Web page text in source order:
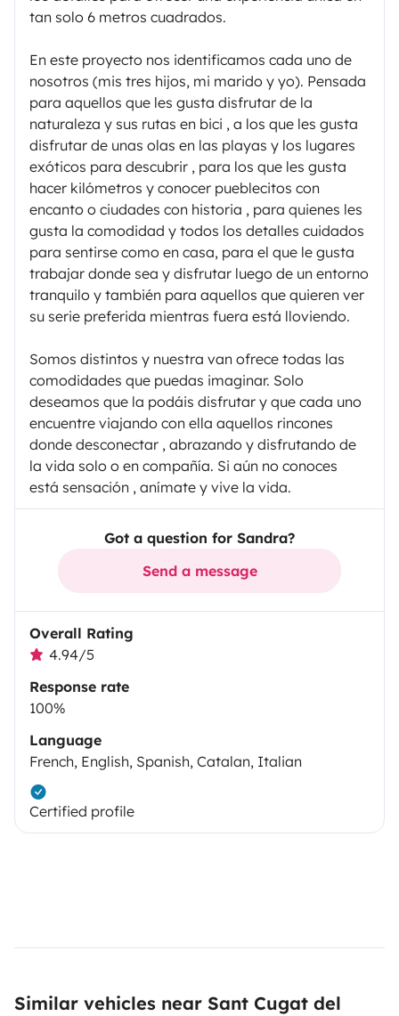
tan solo 6 metros cuadrados.
En este proyecto nos identificamos cada uno de
nosotros (mis tres hijos, mi marido y yo). Pensada
para aquellos que les gusta disfrutar de la
naturaleza y sus rutas en bici , a los que les gusta
disfrutar de unas olas en las playas y los lugares
exóticos para descubrir , para los que les gusta
hacer kilómetros y conocer pueblecitos con
encanto o ciudades con historia , para quienes les
gusta la comodidad y todos los detalles cuidados
para sentirse como en casa, para el que le gusta
trabajar donde sea y disfrutar luego de un entorno
tranquilo y también para aquellos que quieren ver
su serie preferida mientras fuera está lloviendo.
Somos distintos y nuestra van ofrece todas las
comodidades que puedas imaginar. Solo
deseamos que la podáis disfrutar y que cada uno
encuentre viajando con ella aquellos rincones
donde desconectar , abrazando y disfrutando de
la vida solo o en compañía. Si aún no conoces
está sensación , anímate y vive la vida.
Got a question for Sandra?
Send a message
Overall Rating
4.94/5
Response rate
100%
Language
French, English, Spanish, Catalan, Italian
Certified profile
Similar vehicles near Sant Cugat del